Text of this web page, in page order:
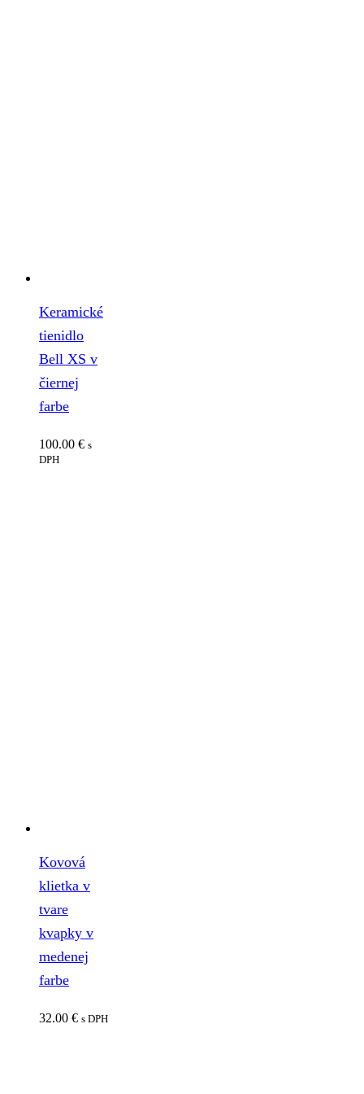
Keramické
tienidlo
Bell XS v
čiernej
farbe
100.00 € s
DPH
Kovová
klietka v
tvare
kvapky v
medenej
farbe
32.00 € s DPH